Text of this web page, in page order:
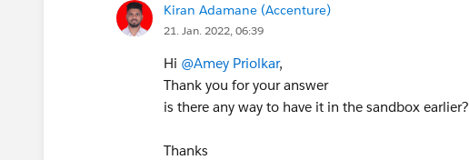
Kiran Adamane (Accenture)
21. Jan. 2022, 06:39
Hi @Amey Priolkar,
Thank you for your answer
is there any way to have it in the sandbox earlier?
Thanks